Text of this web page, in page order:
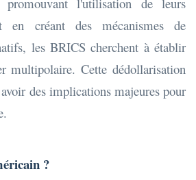
en créant des mécanismes de
les BRICS cherchent à établir
multipolaire. Cette dédollarisation
des implications majeures pour
?